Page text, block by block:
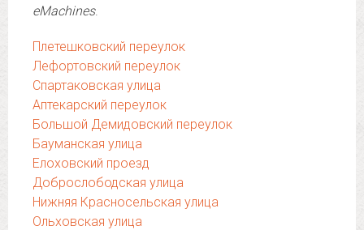
eMachines.
Плетешковский переулок
Лефортовский переулок
Спартаковская улица
Аптекарский переулок
Большой Демидовский переулок
Бауманская улица
Елоховский проезд
Доброслободская улица
Нижняя Красносельская улица
Ольховская улица